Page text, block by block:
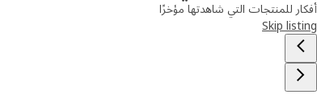
أفكار للمنتجات التي شاهدتها مؤخرًا
Skip listing